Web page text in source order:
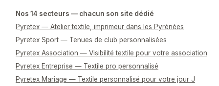
Nos 14 secteurs — chacun son site dédié
Pyretex — Atelier textile, imprimeur dans les Pyrénées
Pyretex Sport — Tenues de club personnalisées
Pyretex Association — Visibilité textile pour votre association
Pyretex Entreprise — Textile pro personnalisé
Pyretex Mariage — Textile personnalisé pour votre jour J